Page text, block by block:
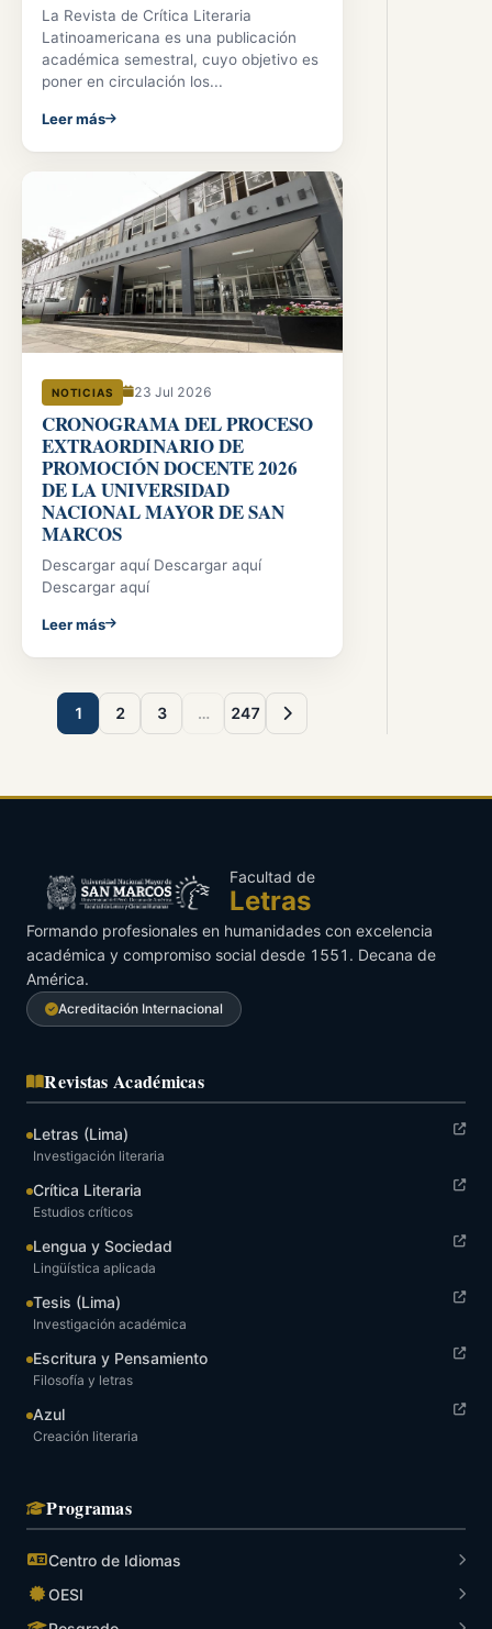
La Revista de Crítica Literaria
Latinoamericana es una publicación
académica semestral, cuyo objetivo es
poner en circulación los...
Leer más
NOTICIAS 23 Jul 2026
CRONOGRAMA DEL PROCESO
EXTRAORDINARIO DE
PROMOCIÓN DOCENTE 2026
DE LA UNIVERSIDAD
NACIONAL MAYOR DE SAN
MARCOS
Descargar aquí Descargar aquí
Descargar aquí
Leer más
1 2 3 … 247
Facultad de
Letras
Formando profesionales en humanidades con excelencia
académica y compromiso social desde 1551. Decana de
América.
Acreditación Internacional
Revistas Académicas
Letras (Lima)
Investigación literaria
Crítica Literaria
Estudios críticos
Lengua y Sociedad
Lingüística aplicada
Tesis (Lima)
Investigación académica
Escritura y Pensamiento
Filosofía y letras
Azul
Creación literaria
Programas
Centro de Idiomas
OESI